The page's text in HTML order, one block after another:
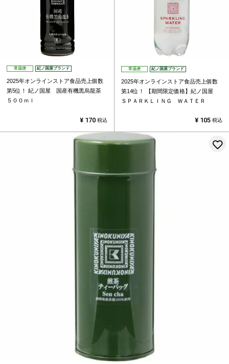
常温便 紀ノ国屋ブランド
2025年オンラインストア食品売上個数
第5位！
紀ノ国屋 国産有機黒烏龍茶
５００ｍｌ
¥ 170 税込
常温便 紀ノ国屋ブランド
2025年オンラインストア食品売上個数
第14位！
【期間限定価格】紀ノ国屋
ＳＰＡＲＫＬＩＮＧ ＷＡＴＥＲ
¥ 105 税込